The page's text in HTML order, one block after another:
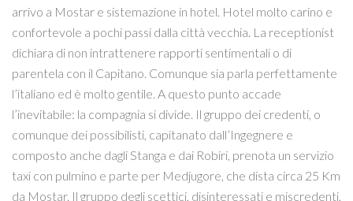
arrivo a Mostar e sistemazione in hotel. Hotel molto carino e
confortevole a pochi passi dalla città vecchia. La receptionist
dichiara di non intrattenere rapporti sentimentali o di
parentela con il Capitano. Comunque sia parla perfettamente
l’italiano ed è molto gentile. A questo punto accade
l’inevitabile: la compagnia si divide. Il gruppo dei credenti, o
comunque dei possibilisti, capitanato dall’Ingegnere e
composto anche dagli Stanga e dai Robiri, prenota un servizio
taxi con pulmino e parte per Medjugore, che dista circa 25 Km
da Mostar. Il gruppo degli scettici, disinteressati e miscredenti,